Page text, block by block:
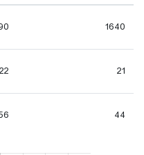
1640
22 21
44